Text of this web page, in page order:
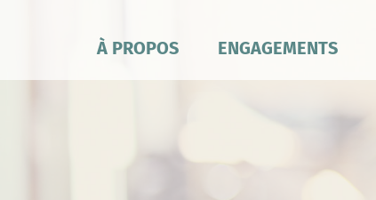
À PROPOS ENGAGEMENTS